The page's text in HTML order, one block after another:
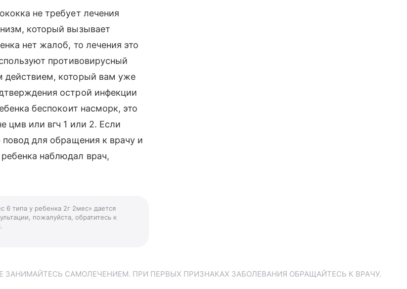
не требует лечения
который вызывает
нет жалоб, то лечения это
противовирусный
действием, который вам уже
острой инфекции
беспокоит насморк, это
цмв или вгч 1 или 2. Если
для обращения к врачу и
наблюдал врач,
6 типа у ребенка 2г 2мес» дается
пожалуйста, обратитесь к
САМОЛЕЧЕНИЕМ. ПРИ ПЕРВЫХ ПРИЗНАКАХ ЗАБОЛЕВАНИЯ ОБРАЩАЙТЕСЬ К ВРАЧУ.